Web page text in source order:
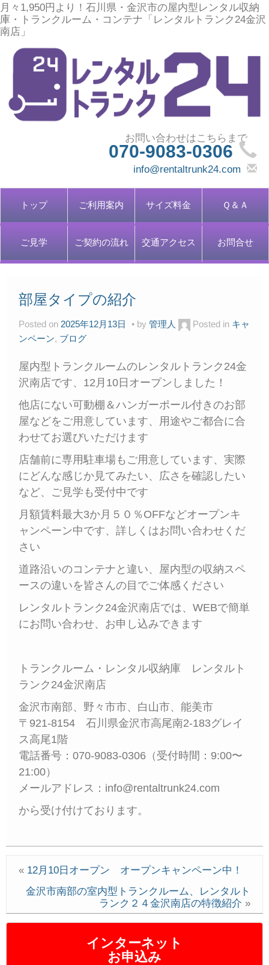
月々1,950円より！石川県・金沢市の屋内型レンタル収納
庫・トランクルーム・コンテナ「レンタルトランク24金沢
南店」
070-9083-0306
info@rentaltrunk24.com
トップ ご利用案内 サイズ料金 Ｑ＆Ａ
ご見学 ご契約の流れ 交通アクセス お問合せ
インターネット
お申込み
部屋タイプの紹介
Posted on 2025年12月13日 by 管理人 Posted in キャ
ンペーン, ブログ
屋内型トランクルームのレンタルトランク24金
沢南店です、12月10日オープンしました！
他店にない可動棚＆ハンガーポール付きのお部
屋などをご用意しています、用途やご都合に合
わせてお選びいただけます
店舗前に専用駐車場もご用意しています、実際
にどんな感じか見てみたい、広さを確認したい
など、ご見学も受付中です
月額賃料最大3か月５０％OFFなどオープンキ
ャンペーン中です、詳しくはお問い合わせくだ
さい
道路沿いのコンテナと違い、屋内型の収納スペ
ースの違いを皆さんの目でご体感ください
レンタルトランク24金沢南店では、WEBで簡単
にお問い合わせ、お申し込みできます
トランクルーム・レンタル収納庫 レンタルト
ランク24金沢南店
金沢市南部、野々市市、白山市、能美市
〒921-8154 石川県金沢市高尾南2-183グレイ
ス高尾1階
電話番号：070-9083-0306（受付時間：9:00〜
21:00）
メールアドレス：info@rentaltrunk24.com
から受け付けております。
« 12月10日オープン オープンキャンペーン中！
金沢市南部の室内型トランクルーム、レンタルト
ランク２４金沢南店の特徴紹介 »